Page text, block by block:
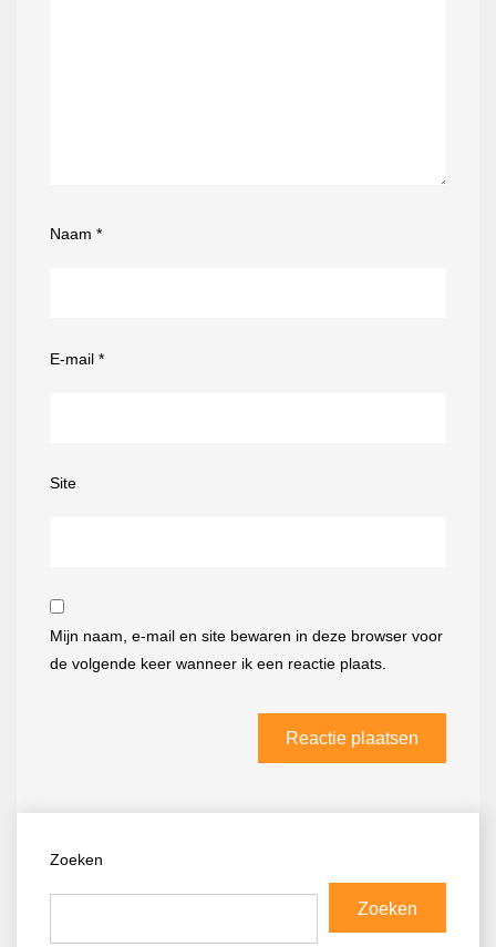
Naam *
E-mail *
Site
Mijn naam, e-mail en site bewaren in deze browser voor
de volgende keer wanneer ik een reactie plaats.
Zoeken
Zoeken